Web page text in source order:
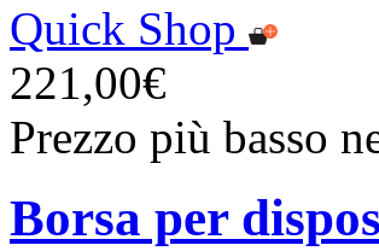
Quick Shop
221,00€
Prezzo più basso
Borsa per